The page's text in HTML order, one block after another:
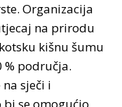
Organizacija
na prirodu
kišnu šumu
% područja.
sječi i